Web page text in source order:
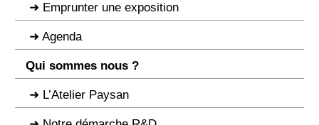
Emprunter une exposition
Agenda
Qui sommes nous ?
L’Atelier Paysan